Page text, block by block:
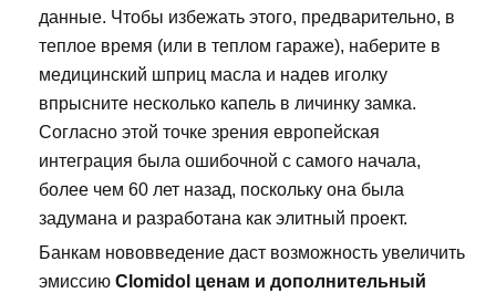
данные. Чтобы избежать этого, предварительно, в
теплое время (или в теплом гараже), наберите в
медицинский шприц масла и надев иголку
впрысните несколько капель в личинку замка.
Согласно этой точке зрения европейская
интеграция была ошибочной с самого начала,
более чем 60 лет назад, поскольку она была
задумана и разработана как элитный проект.
Банкам нововведение даст возможность увеличить
эмиссию Clomidol ценам и дополнительный